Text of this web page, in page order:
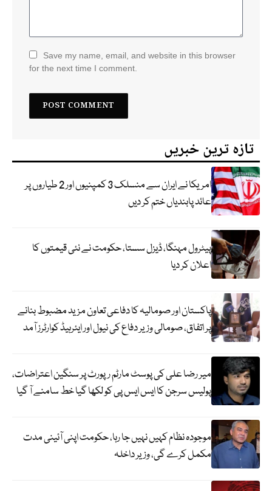
Save my name, email, and website in this browser
for the next time I comment.
تازہ ترین خبریں
امریکا نے ایران سے منسلک 3 کمپنیوں اور 2 طیاروں پر
عائد پابندیاں ختم کر دیں
پیٹرول مہنگا، ڈیزل سستا، حکومت نے نئی قیمتوں کا
اعلان کر دیا
پاکستان اور صومالیہ کا دفاعی تعاون مزید مضبوط بنانے
پر اتفاق، صومالی وزیر دفاع کی نیول اور ایئرہیڈ کوارٹرز آمد
میر رضا علی کی پوسٹ مارٹم رپورٹ پر سنگین اعتراضات،
پولیس سرجن کا ایس ایس پی کو لکھا گیا خط سامنے آ گیا
موجودہ نظام کہیں نہیں جا رہا، حکومت اپنی آئینی مدت
مکمل کرے گی، وزیر داخلہ